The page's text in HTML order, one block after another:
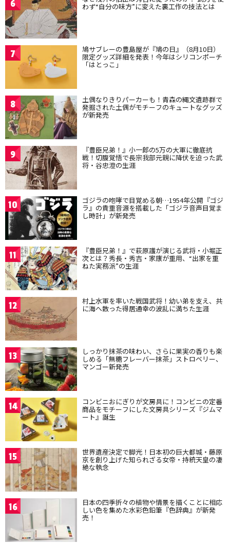
6 わず“自分の味方”に変えた裏工作の技法とは
7 鳩サブレーの豊島屋が『鳩の日』（8月10日）
限定グッズ詳細を発表！今年はシリコンポーチ
「はとっこ」
8 土偶なりきりパーカーも！青森の縄文遺跡群で
発掘された土偶がモチーフのキュートなグッズ
が新発売
9 『豊臣兄弟！』小一郎の5万の大軍に徹底抗
戦！切腹覚悟で長宗我部元親に降伏を迫った武
将・谷忠澄の生涯
10 ゴジラの咆哮で目覚める朝…1954年公開『ゴジ
ラ』の貴重音源を搭載した「ゴジラ音声目覚ま
し時計」が新発売
11 『豊臣兄弟！』で萩原護が演じる武将・小堀正
次とは？秀長・秀吉・家康が重用、“出家を重
ねた実務派”の生涯
12 村上水軍を率いた戦国武将！幼い弟を支え、共
に海へ散った得居通幸の波乱に満ちた生涯
13 しっかり抹茶の味わい、さらに果実の香りも楽
しめる「無糖フレーバー抹茶」ストロベリー、
マンゴー新発売
14 コンビニおにぎりが文房具に！コンビニの定番
商品をモチーフにした文房具シリーズ『ジムマ
ート』誕生
15 世界遺産決定で脚光！日本初の巨大都城・藤原
京を創り上げた知られざる女帝・持統天皇の凄
絶な執念
16 日本の四季折々の植物や情景を描くことに相応
しい色を集めた水彩色鉛筆『色辞典』が新発
売！